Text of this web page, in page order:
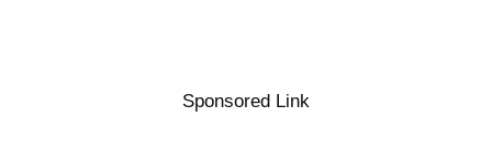
Sponsored Link